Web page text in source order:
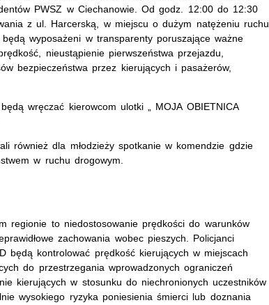
PWSZ w Ciechanowie. Od godz. 12:00 do 12:30
z ul. Harcerską, w miejscu o dużym natężeniu ruchu
wyposażeni w transparenty poruszające ważne
nieustąpienie pierwszeństwa przejazdu,
bezpieczeństwa przez kierujących i pasażerów,
wręczać kierowcom ulotki „ MOJA OBIETNICA
również dla młodzieży spotkanie w komendzie gdzie
w ruchu drogowym.
regionie to niedostosowanie prędkości do warunków
zachowania wobec pieszych. Policjanci
będą kontrolować prędkość kierujących w miejscach
do przestrzegania wprowadzonych ograniczeń
kierujących w stosunku do niechronionych uczestników
wysokiego ryzyka poniesienia śmierci lub doznania